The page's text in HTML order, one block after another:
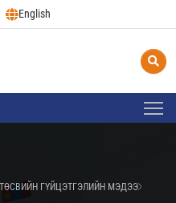
English
ГҮЙЦЭТГЭЛИЙН МЭДЭЭ